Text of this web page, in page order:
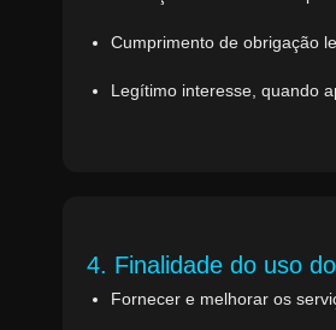
Cumprimento de obrigação
Legítimo interesse, quando
4. Finalidade do uso
Fornecer e melhorar os